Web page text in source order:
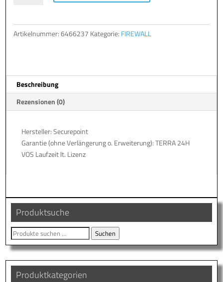
Menge
i
:
Artikelnummer:6466237 Kategorie: FIREWALL
Beschreibung
Rezensionen (0)
Hersteller: Securepoint
Garantie (ohne Verlängerung o. Erweiterung): TERRA 24H
VOS Laufzeit lt. Lizenz
Produktsuche
Suche
nach:
Suchen
Produktkategorien